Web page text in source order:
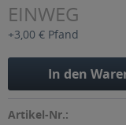
EINWEG
+3,00 € Pfand
In den
Artikel-Nr.: